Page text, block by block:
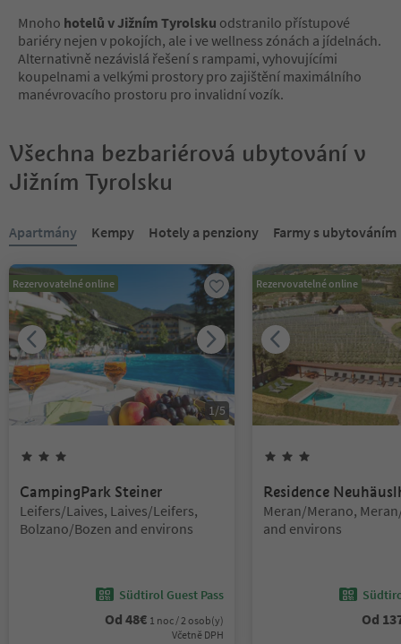
Mnoho hotelů v Jižním Tyrolsku odstranilo přístupové
bariéry nejen v pokojích, ale i ve wellness zónách a jídelnách.
Alternativně nezávislá řešení s rampami, vyhovujícími
koupelnami a velkými prostory pro zajištění maximálního
manévrovacího prostoru pro invalidní vozík.
Všechna bezbariérová ubytování v
Jižním Tyrolsku
Nacházíte se na tabulkovém posuvníku. Vyberte kartu pro
Apartmány Kempy Hotely a penziony Farmy s ubytováním
Rezervovatelné online
1 /5
CampingPark Steiner
Lokalita:
Leifers/Laives, Laives/Leifers,
Bolzano/Bozen and environs
Südtirol Guest Pass
Od 48€ 1 noc / 2 osob(y)
Včetně DPH
Rezervovatelné online
Residence
Lokalita:
Meran/Merano,
and environs
Od